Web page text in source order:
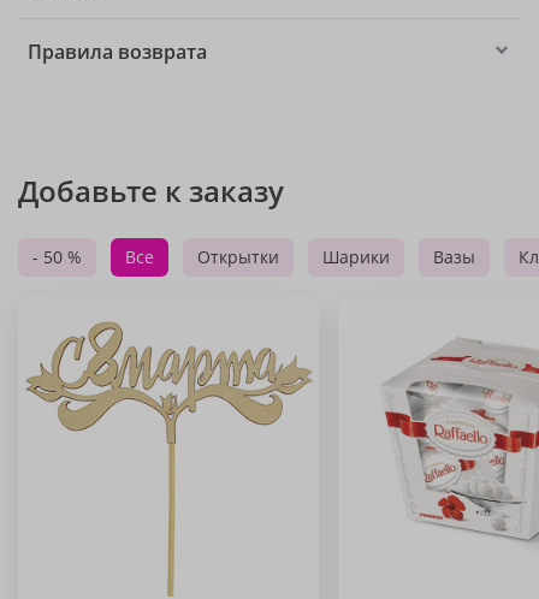
Правила возврата
Добавьте к заказу
- 50 % Все Открытки Шарики Вазы